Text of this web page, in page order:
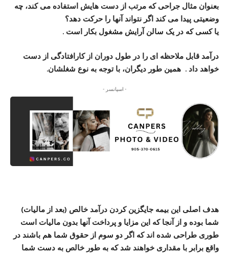
بعنوان مثال جراحی که مرتب از دست هایش استفاده می کند، چه
وضعیتی پیدا می کند اگر نتواند آنها را حرکت دهد؟
یا کسی که در یک سالن آرایش مشغول بکار است .
درآمد قابل ملاحظه ای را در طول دوران از کارافتادگی از دست
خواهد داد . همین طور دیگران، با توجه به نوع شغلشان.
- اسپانسر -
هدف اصلی این بیمه جایگزین کردن درآمد خالص (بعد از مالیات)
شما بوده و از آنجا که این مزایا و پرداخت آنها بدون مالیات است
طوری طراحی شده اند که اگر دو سوم از حقوق شما هم باشند در
واقع برابر با مقداری خواهند شد که به طور خالص به دست شما